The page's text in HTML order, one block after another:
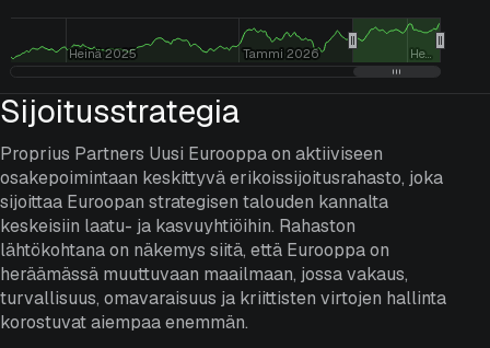
Heinä 2025
Heinä 2025 Tammi 2026
Tammi 2026 He…
He…
Sijoitusstrategia
Proprius Partners Uusi Eurooppa on aktiiviseen
osakepoimintaan keskittyvä erikoissijoitusrahasto, joka
sijoittaa Euroopan strategisen talouden kannalta
keskeisiin laatu- ja kasvuyhtiöihin. Rahaston
lähtökohtana on näkemys siitä, että Eurooppa on
heräämässä muuttuvaan maailmaan, jossa vakaus,
turvallisuus, omavaraisuus ja kriittisten virtojen hallinta
korostuvat aiempaa enemmän.